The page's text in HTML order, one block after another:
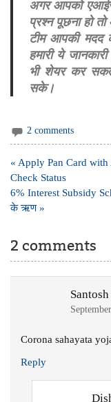
अगर आपको
प्रश्न पूछना हो
टीम आपकी मदद
हमारी ये
भी शेयर कर
सके।
2 comments
Post
navigation
« Apply Pan Card
Check Status
6% Interest Subsidy
के ऋण »
2 comments
Corona sahayata
Reply